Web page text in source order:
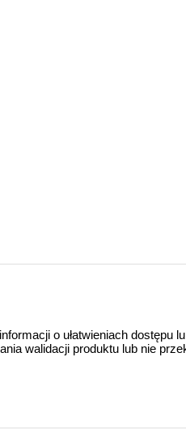
o ułatwieniach dostępu
walidacji produktu lub nie